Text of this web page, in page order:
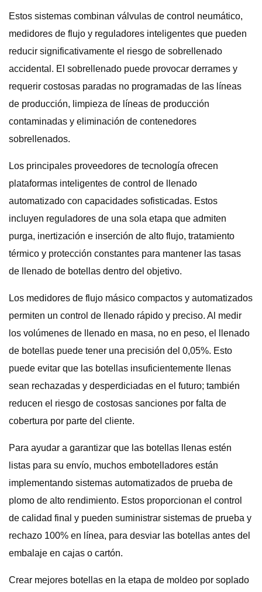
Estos sistemas combinan válvulas de control neumático,
medidores de flujo y reguladores inteligentes que pueden
reducir significativamente el riesgo de sobrellenado
accidental. El sobrellenado puede provocar derrames y
requerir costosas paradas no programadas de las líneas
de producción, limpieza de líneas de producción
contaminadas y eliminación de contenedores
sobrellenados.
Los principales proveedores de tecnología ofrecen
plataformas inteligentes de control de llenado
automatizado con capacidades sofisticadas. Estos
incluyen reguladores de una sola etapa que admiten
purga, inertización e inserción de alto flujo, tratamiento
térmico y protección constantes para mantener las tasas
de llenado de botellas dentro del objetivo.
Los medidores de flujo másico compactos y automatizados
permiten un control de llenado rápido y preciso. Al medir
los volúmenes de llenado en masa, no en peso, el llenado
de botellas puede tener una precisión del 0,05%. Esto
puede evitar que las botellas insuficientemente llenas
sean rechazadas y desperdiciadas en el futuro; también
reducen el riesgo de costosas sanciones por falta de
cobertura por parte del cliente.
Para ayudar a garantizar que las botellas llenas estén
listas para su envío, muchos embotelladores están
implementando sistemas automatizados de prueba de
plomo de alto rendimiento. Estos proporcionan el control
de calidad final y pueden suministrar sistemas de prueba y
rechazo 100% en línea, para desviar las botellas antes del
embalaje en cajas o cartón.
Crear mejores botellas en la etapa de moldeo por soplado